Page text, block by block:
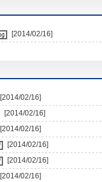
[2014/02/16]
[2014/02/16]
[2014/02/16]
[2014/02/16]
[2014/02/16]
[2014/02/16]
[2014/02/16]